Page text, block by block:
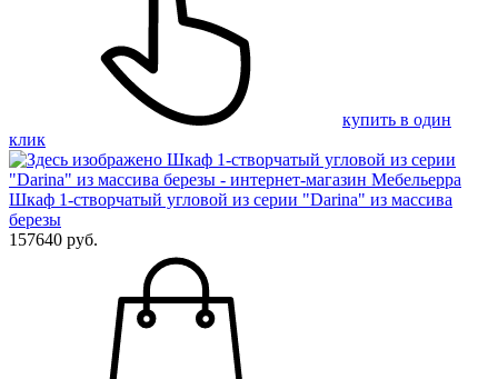
купить в один
клик
Шкаф 1-створчатый угловой из серии "Darina" из массива
березы
157640 руб.